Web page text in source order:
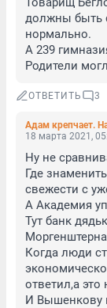
должны быть
нормально.
А 239
Родители
ОТВЕТИТЬ 3
Адам крепчает.
18 марта 2021,
Ну не
Где
свежести с
А Академия
Тут банк
Когда люди
ответил,а это
И Вышенкову